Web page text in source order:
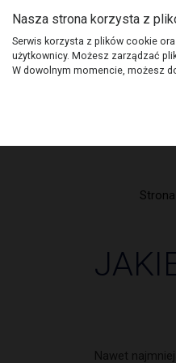
Nawet
Nasza strona korzysta z
Serwis korzysta z plików cookie
użytkownicy. Możesz zarządzać
W dowolnym momencie, możesz